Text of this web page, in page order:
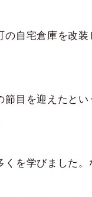
の自宅倉庫を改
節目を迎えたと
を学びました。